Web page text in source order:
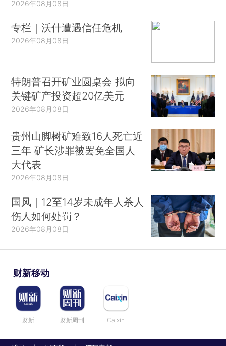
2026年08月08日
专栏｜沃什遭遇信任危机
2026年08月08日
特朗普召开矿业圆桌会 拟向
关键矿产投资超20亿美元
2026年08月08日
贵州山脚树矿难致16人死亡近
三年 矿长涉罪被罢免全国人
大代表
2026年08月08日
国风｜12至14岁未成年人杀人
伤人如何处罚？
2026年08月08日
财新移动
财新 财新周刊 Caixin